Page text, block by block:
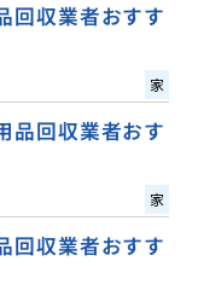
回収業者おすす
家
品回収業者おす
家
回収業者おすす